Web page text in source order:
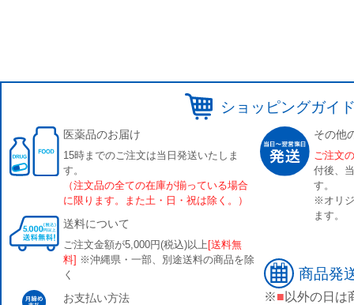
ショッピングガイ
医薬品のお届け
15時までのご注文は当日発送いたしま
す。
（注文品の全ての在庫が揃っている場合
に限ります。また土・日・祝は除く。）
送料について
ご注文金額が5,000円(税込)以上 [送料無
料] ※沖縄県・一部、別途送料の商品を除
く
お支払い方法
その他
ご注文
付後、
す。
※オリ
ます。
商品発
※■ 以外の日は